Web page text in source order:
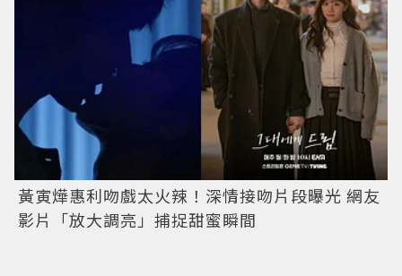
黃寅燁惠利吻戲太火辣！深情接吻片段曝光 網友
影片「放大調亮」捕捉甜蜜瞬間